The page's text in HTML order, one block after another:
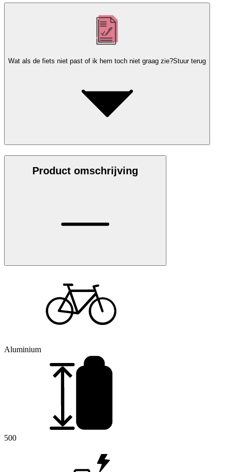
Wat als de fiets niet past of ik hem toch niet graag zie?Stuur terug
Product omschrijving
Aluminium
500